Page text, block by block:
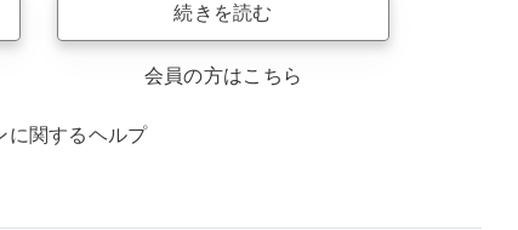
続きを読む
会員の方はこちら
に関するヘルプ